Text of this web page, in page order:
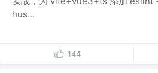
hus...
144